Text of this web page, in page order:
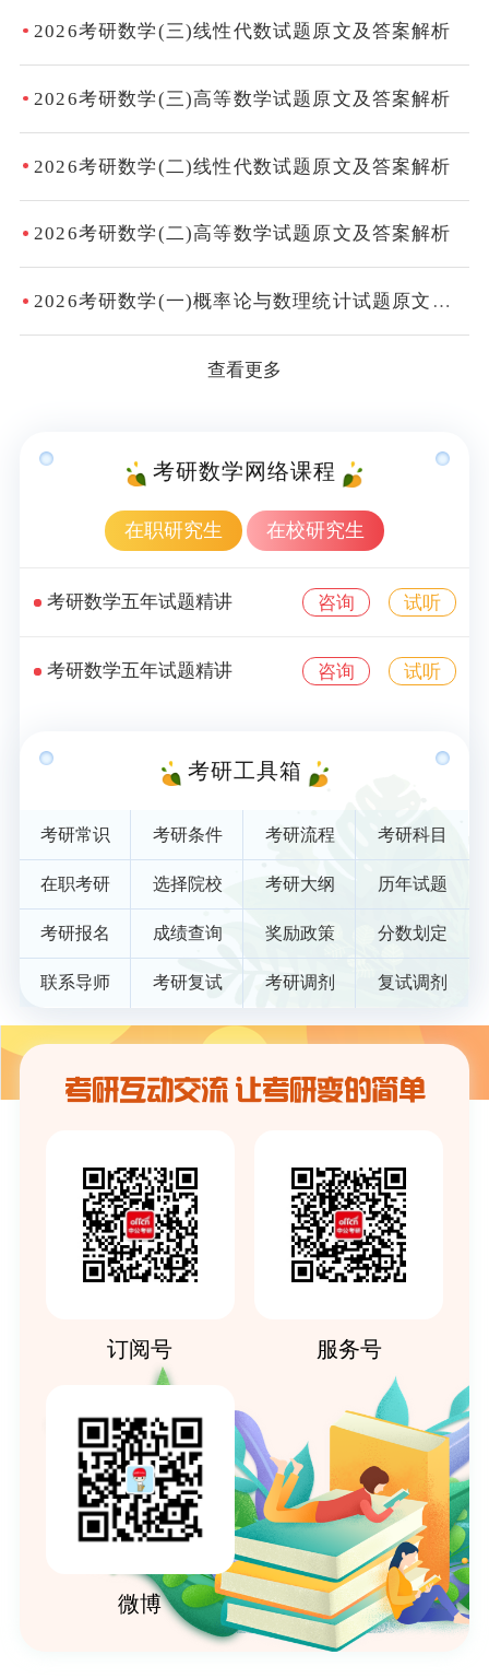
2026考研数学(三)线性代数试题原文及答案解析
2026考研数学(三)高等数学试题原文及答案解析
2026考研数学(二)线性代数试题原文及答案解析
2026考研数学(二)高等数学试题原文及答案解析
2026考研数学(一)概率论与数理统计试题原文及答案解析
查看更多
考研数学网络课程
在职研究生 在校研究生
考研数学五年试题精讲 试听
咨询
考研数学五年试题精讲 试听
咨询
考研工具箱
考研常识 考研条件 考研流程 考研科目
在职考研 选择院校 考研大纲 历年试题
考研报名 成绩查询 奖励政策 分数划定
联系导师 考研复试 考研调剂 复试调剂
考研互动交流 让考研变的简单
订阅号 服务号
微博